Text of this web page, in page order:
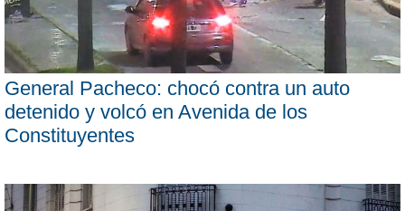
General Pacheco: chocó contra un auto
detenido y volcó en Avenida de los
Constituyentes